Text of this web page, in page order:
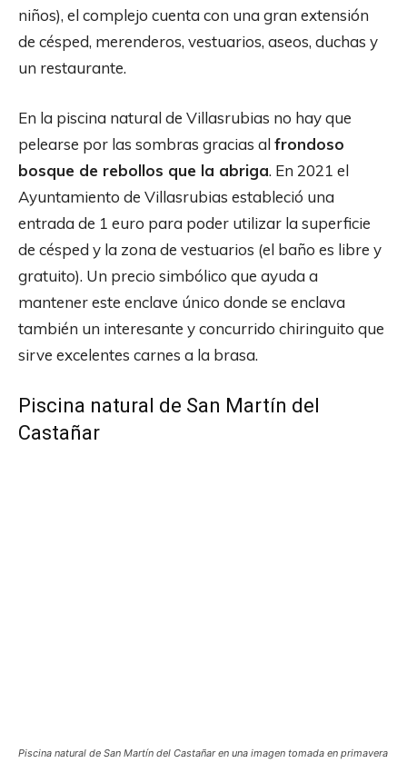
niños), el complejo cuenta con una gran extensión
de césped, merenderos, vestuarios, aseos, duchas y
un restaurante.
En la piscina natural de Villasrubias no hay que
pelearse por las sombras gracias alfrondoso
bosque de rebollos que la abriga. En 2021 el
Ayuntamiento de Villasrubias estableció una
entrada de 1 euro para poder utilizar la superficie
de césped y la zona de vestuarios (el baño es libre y
gratuito). Un precio simbólico que ayuda a
mantener este enclave único donde se enclava
también un interesante y concurrido chiringuito que
sirve excelentes carnes a la brasa.
Piscina natural de San Martín del
Castañar
Piscina natural de San Martín del Castañar en una imagen tomada en primavera